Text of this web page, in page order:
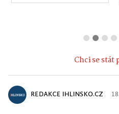
Chci se stát
REDAKCE IHLINSKO.CZ